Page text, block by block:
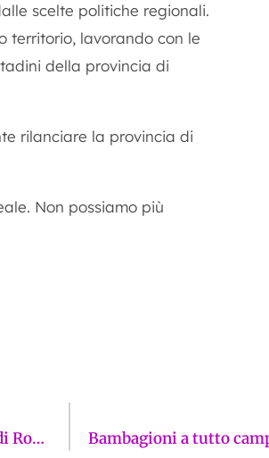
scelte politiche regionali.
territorio, lavorando con le
della provincia di
rilanciare la provincia di
Non possiamo più
La Firenze della bistecca: tradizione e autenticità all’Osteria di Rocco